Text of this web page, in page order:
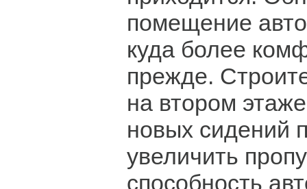
помещение
куда более
прежде.
на втором
новых сидений
увеличить
способность